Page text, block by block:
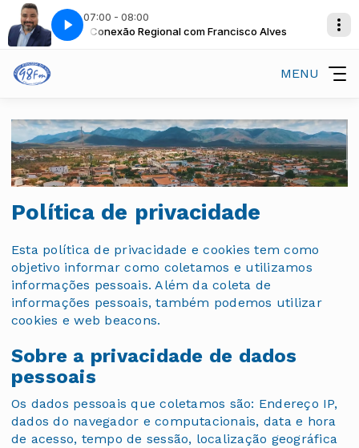
07:00 - 08:00
Alves Conexão Regional com Francisco Alves
Denis Neves Manhã Musical (1ª Edição) com Denis Neves
MENU
Política de privacidade
Esta política de privacidade e cookies tem como
objetivo informar como coletamos e utilizamos
informações pessoais. Além da coleta de
informações pessoais, também podemos utilizar
cookies e web beacons.
Sobre a privacidade de dados
pessoais
Os dados pessoais que coletamos são: Endereço IP,
dados do navegador e computacionais, data e hora
de acesso, tempo de sessão, localização geográfica